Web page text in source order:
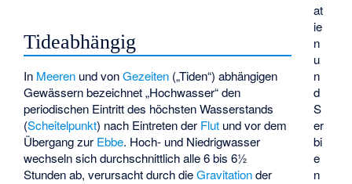
at
ie
n
u
n
d
S
er
bi
e
n
Tideabhängig
In Meeren und vonGezeiten („Tiden“) abhängigen
Gewässern bezeichnet „Hochwasser“ den
periodischen Eintritt des höchsten Wasserstands
(Scheitelpunkt) nach Eintreten der Flut und vor dem
Übergang zur Ebbe. Hoch- und Niedrigwasser
wechseln sich durchschnittlich alle 6 bis 6½
Stunden ab, verursacht durch dieGravitationder